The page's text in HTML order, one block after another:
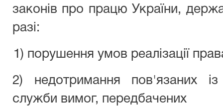
законів про працю України,
разі:
1) порушення умов реалізації
2) недотримання пов'язаних
служби вимог, передбачених